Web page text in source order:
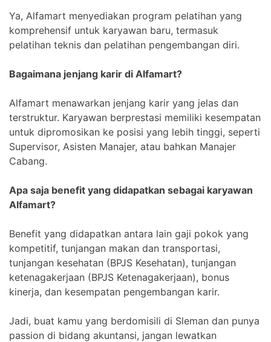
Ya, Alfamart menyediakan program pelatihan yang
komprehensif untuk karyawan baru, termasuk
pelatihan teknis dan pelatihan pengembangan diri.
Bagaimana jenjang karir di Alfamart?
Alfamart menawarkan jenjang karir yang jelas dan
terstruktur. Karyawan berprestasi memiliki kesempatan
untuk dipromosikan ke posisi yang lebih tinggi, seperti
Supervisor, Asisten Manajer, atau bahkan Manajer
Cabang.
Apa saja benefit yang didapatkan sebagai karyawan
Alfamart?
Benefit yang didapatkan antara lain gaji pokok yang
kompetitif, tunjangan makan dan transportasi,
tunjangan kesehatan (BPJS Kesehatan), tunjangan
ketenagakerjaan (BPJS Ketenagakerjaan), bonus
kinerja, dan kesempatan pengembangan karir.
Jadi, buat kamu yang berdomisili di Sleman dan punya
passion di bidang akuntansi, jangan lewatkan